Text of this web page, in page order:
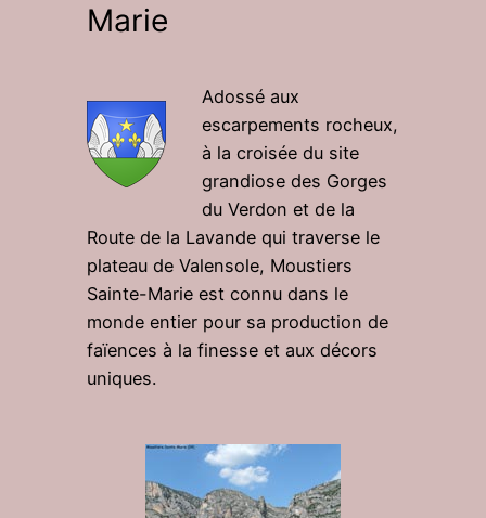
Marie
Adossé aux
escarpements rocheux,
à la croisée du site
grandiose des Gorges
du Verdon et de la
Route de la Lavande qui traverse le
plateau de Valensole, Moustiers
Sainte-Marie est connu dans le
monde entier pour sa production de
faïences à la finesse et aux décors
uniques.